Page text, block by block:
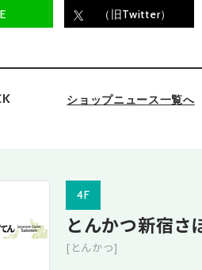
（旧Twitter）
ショップニュース一覧へ
4F
とんかつ新宿さ
[とんかつ]